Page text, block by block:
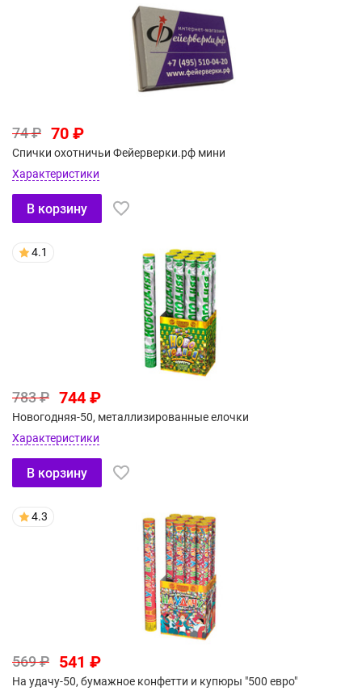
74 ₽ 70 ₽
Спички охотничьи Фейерверки.рф мини
Характеристики
В корзину
4.1
783 ₽ 744 ₽
Новогодняя-50, металлизированные елочки
Характеристики
В корзину
4.3
569 ₽ 541 ₽
На удачу-50, бумажное конфетти и купюры "500 евро"